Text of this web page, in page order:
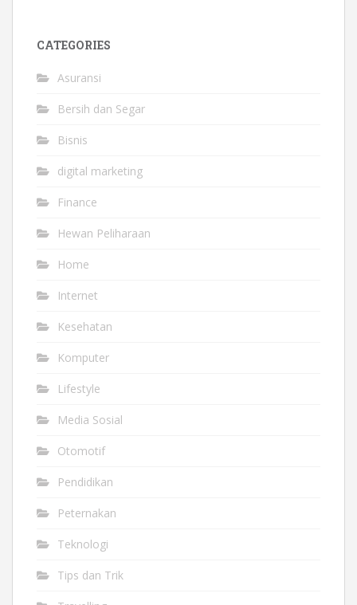
CATEGORIES
Asuransi
Bersih dan Segar
Bisnis
digital marketing
Finance
Hewan Peliharaan
Home
Internet
Kesehatan
Komputer
Lifestyle
Media Sosial
Otomotif
Pendidikan
Peternakan
Teknologi
Tips dan Trik